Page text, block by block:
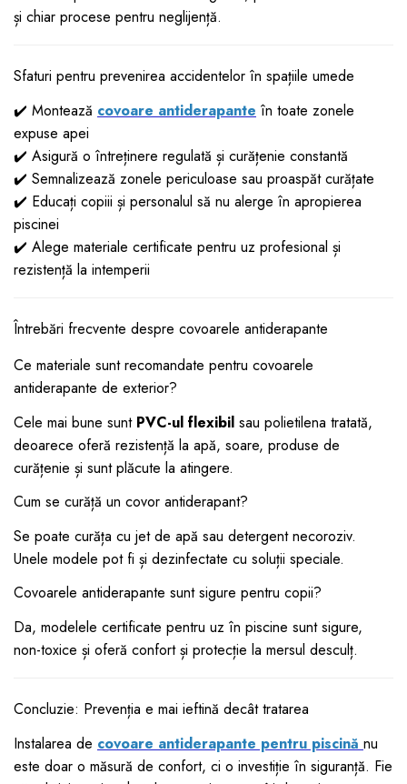
și chiar procese pentru neglijență.
Sfaturi pentru prevenirea accidentelor în spațiile umede
✔️ Montează covoare antiderapante în toate zonele
expuse apei
✔️ Asigură o întreținere regulată și curățenie constantă
✔️ Semnalizează zonele periculoase sau proaspăt curățate
✔️ Educați copiii și personalul să nu alerge în apropierea
piscinei
✔️ Alege materiale certificate pentru uz profesional și
rezistență la intemperii
Întrebări frecvente despre covoarele antiderapante
Ce materiale sunt recomandate pentru covoarele
antiderapante de exterior?
Cele mai bune sunt PVC-ul flexibil sau polietilena tratată,
deoarece oferă rezistență la apă, soare, produse de
curățenie și sunt plăcute la atingere.
Cum se curăță un covor antiderapant?
Se poate curăța cu jet de apă sau detergent necoroziv.
Unele modele pot fi și dezinfectate cu soluții speciale.
Covoarele antiderapante sunt sigure pentru copii?
Da, modelele certificate pentru uz în piscine sunt sigure,
non-toxice și oferă confort și protecție la mersul desculț.
Concluzie: Prevenția e mai ieftină decât tratarea
Instalarea de covoare antiderapante pentru piscină nu
este doar o măsură de confort, ci o investiție în siguranță. Fie